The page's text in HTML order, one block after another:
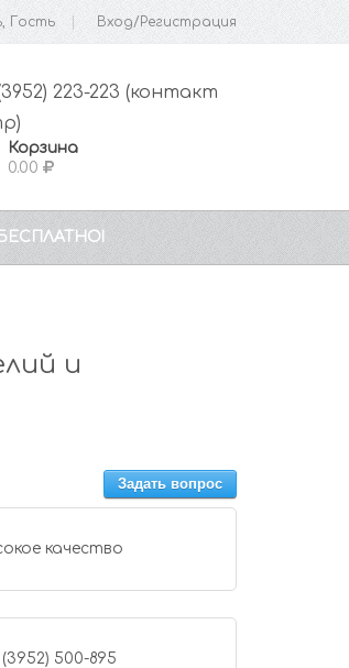
Гость Вход/Регистрация
223-223 (контакт
Корзина
0.00
и
Задать вопрос
качество